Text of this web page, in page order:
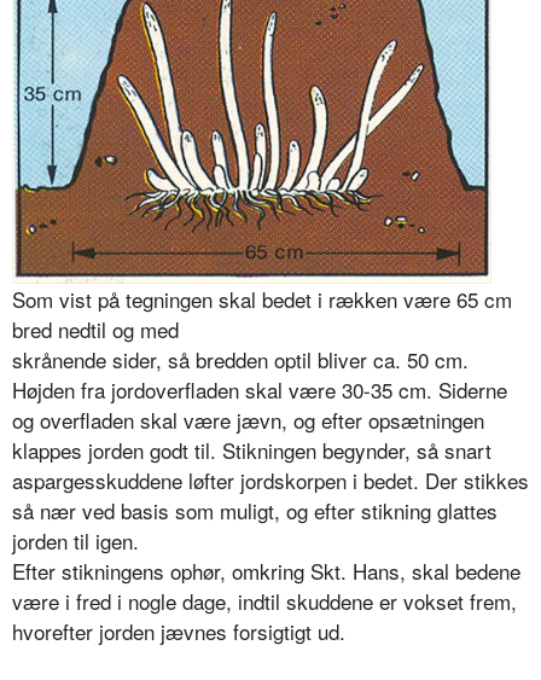
Som vist på tegningen skal bedet i rækken være 65 cm
bred nedtil og med
skrånende sider, så bredden optil bli­ver ca. 50 cm.
Højden fra jordoverfla­den skal være 30-35 cm. Siderne
og overfladen skal være jævn, og efter opsætningen
klappes jorden godt til. Stikningen begynder, så snart
aspar­gesskuddene løfter jordskorpen i be­det. Der stikkes
så nær ved basis som muligt, og efter stikning glattes
jorden til igen.
Efter stikningens ophør, omkring Skt. Hans, skal bedene
være i fred i nogle dage, indtil skuddene er vokset frem,
hvorefter jorden jævnes forsigtigt ud.